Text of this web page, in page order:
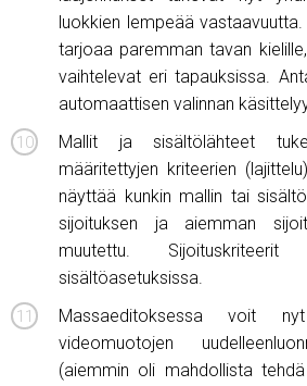
luokkien lempeää
tarjoaa paremman tavan
vaihtelevat eri tapauksissa.
automaattisen valinnan
Mallit ja sisältölähteet
määritettyjen kriteerien
näyttää kunkin mallin tai
sijoituksen ja aiemman
muutettu.
sisältöasetuksissa.
Massaeditoksessa voit
videomuotojen
(aiemmin oli mahdollista